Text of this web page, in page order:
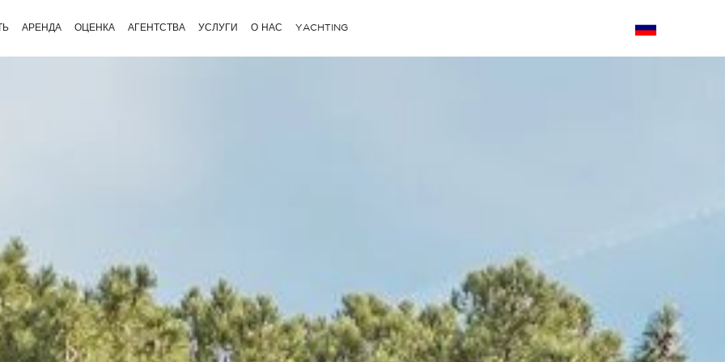
АРЕНДА ОЦЕНКА АГЕНТСТВА УСЛУГИ О НАС YACHTING